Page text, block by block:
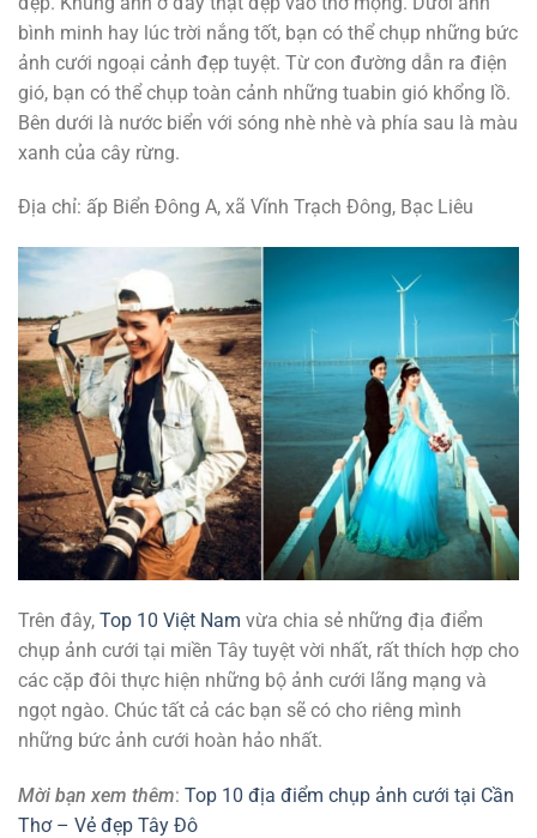
bình minh hay lúc trời nắng tốt, bạn có thể chụp những bức
ảnh cưới ngoại cảnh đẹp tuyệt. Từ con đường dẫn ra điện
gió, bạn có thể chụp toàn cảnh những tuabin gió khổng lồ.
Bên dưới là nước biển với sóng nhè nhè và phía sau là màu
xanh của cây rừng.
Địa chỉ: ấp Biển Đông A, xã Vĩnh Trạch Đông, Bạc Liêu
Trên đây, Top 10 Việt Nam vừa chia sẻ những địa điểm
chụp ảnh cưới tại miền Tây tuyệt vời nhất, rất thích hợp cho
các cặp đôi thực hiện những bộ ảnh cưới lãng mạng và
ngọt ngào. Chúc tất cả các bạn sẽ có cho riêng mình
những bức ảnh cưới hoàn hảo nhất.
Mời bạn xem thêm: Top 10 địa điểm chụp ảnh cưới tại Cần
Thơ – Vẻ đẹp Tây Đô